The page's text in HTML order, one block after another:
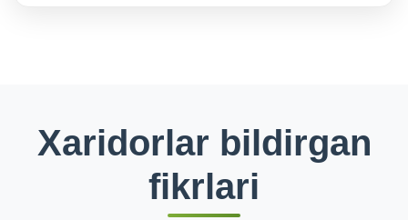
Xaridorlar bildirgan
fikrlari